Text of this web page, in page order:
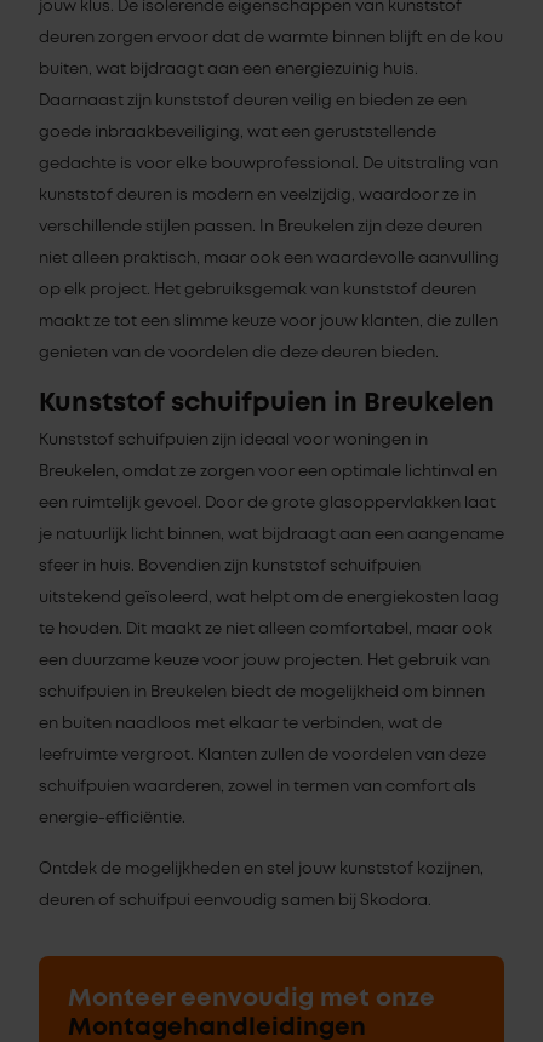
jouw klus. De isolerende eigenschappen van kunststof
deuren zorgen ervoor dat de warmte binnen blijft en de kou
buiten, wat bijdraagt aan een energiezuinig huis.
Daarnaast zijn kunststof deuren veilig en bieden ze een
goede inbraakbeveiliging, wat een geruststellende
gedachte is voor elke bouwprofessional. De uitstraling van
kunststof deuren is modern en veelzijdig, waardoor ze in
verschillende stijlen passen. In Breukelen zijn deze deuren
niet alleen praktisch, maar ook een waardevolle aanvulling
op elk project. Het gebruiksgemak van kunststof deuren
maakt ze tot een slimme keuze voor jouw klanten, die zullen
genieten van de voordelen die deze deuren bieden.
Kunststof schuifpuien in Breukelen
Kunststof schuifpuien zijn ideaal voor woningen in
Breukelen, omdat ze zorgen voor een optimale lichtinval en
een ruimtelijk gevoel. Door de grote glasoppervlakken laat
je natuurlijk licht binnen, wat bijdraagt aan een aangename
sfeer in huis. Bovendien zijn kunststof schuifpuien
uitstekend geïsoleerd, wat helpt om de energiekosten laag
te houden. Dit maakt ze niet alleen comfortabel, maar ook
een duurzame keuze voor jouw projecten. Het gebruik van
schuifpuien in Breukelen biedt de mogelijkheid om binnen
en buiten naadloos met elkaar te verbinden, wat de
leefruimte vergroot. Klanten zullen de voordelen van deze
schuifpuien waarderen, zowel in termen van comfort als
energie-efficiëntie.
Ontdek de mogelijkheden en stel jouw kunststof kozijnen,
deuren of schuifpui eenvoudig samen bij Skodora.
Monteer eenvoudig met onze
Montagehandleidingen